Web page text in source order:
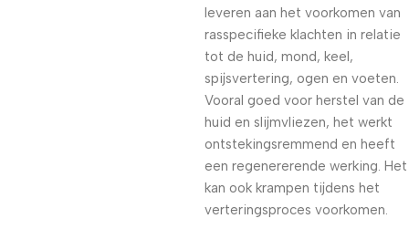
leveren aan het voorkomen van
rasspecifieke klachten in relatie
tot de huid, mond, keel,
spijsvertering, ogen en voeten.
Vooral goed voor herstel van de
huid en slijmvliezen, het werkt
ontstekingsremmend en heeft
een regenererende werking. Het
kan ook krampen tijdens het
verteringsproces voorkomen.